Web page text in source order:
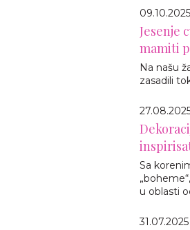
09.10.2025
Jesenje
mamiti
Na našu
zasadili
Sa
u oblasti
31.07.2025